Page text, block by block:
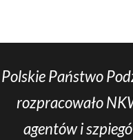
Polskie Państwo
rozpracowało
agentów i